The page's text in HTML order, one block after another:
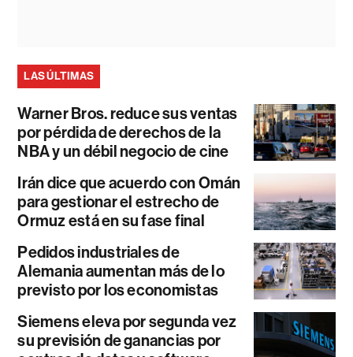
LAS ÚLTIMAS
Warner Bros. reduce sus ventas
por pérdida de derechos de la
NBA y un débil negocio de cine
Irán dice que acuerdo con Omán
para gestionar el estrecho de
Ormuz está en su fase final
Pedidos industriales de
Alemania aumentan más de lo
previsto por los economistas
Siemens eleva por segunda vez
su previsión de ganancias por